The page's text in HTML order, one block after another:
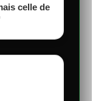
celle de